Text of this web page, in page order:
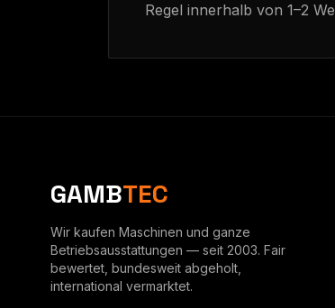
Regel innerhalb von 1–2
GAMBTEC
Wir kaufen Maschinen und ganze
Betriebsausstattungen — seit 2003. Fair
bewertet, bundesweit abgeholt,
international vermarktet.